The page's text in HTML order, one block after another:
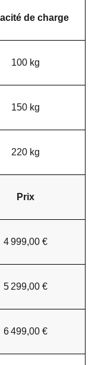
de charge
100 kg
150 kg
220 kg
Prix
4 999,00 €
5 299,00 €
6 499,00 €